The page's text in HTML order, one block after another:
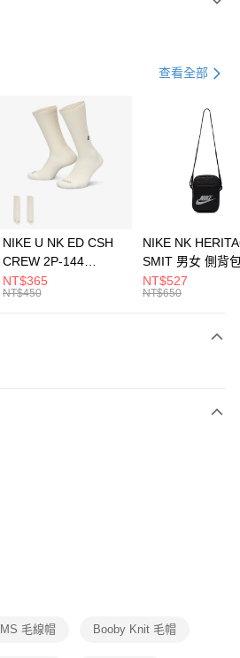
21家銀行
第一商業銀行
彰化商業銀行
，再付款。
】
享後付」後，將跳轉至「AFTEE先享後付」
繳費通知簡訊。
，點擊此簡訊中的連結，可透過四大超商／
行付款，方視為交易完成。
享後付 」之結帳頁面顯示為準，若有關於
退款等相關疑問，請聯繫「AFTEE先享後付
support/home
含以上)免運費
含以上)免運費
含以上)免運費
查看全部
NIKE U NK ED CSH
CREW 2P-144
EMBRDY 男女 短統襪
FZ3073133
NT$365
NT$450
NIKE NK
SMIT 男女 側背
BA5871010
NT$527
NT$650
毛線帽 Booby Knit 毛帽